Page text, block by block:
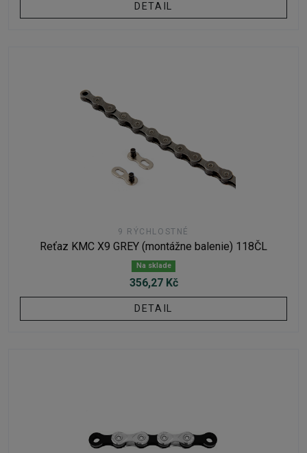
DETAIL
9 RÝCHLOSTNÉ
Reťaz KMC X9 GREY (montážne balenie) 118ČL
Na sklade
356,27 Kč
DETAIL